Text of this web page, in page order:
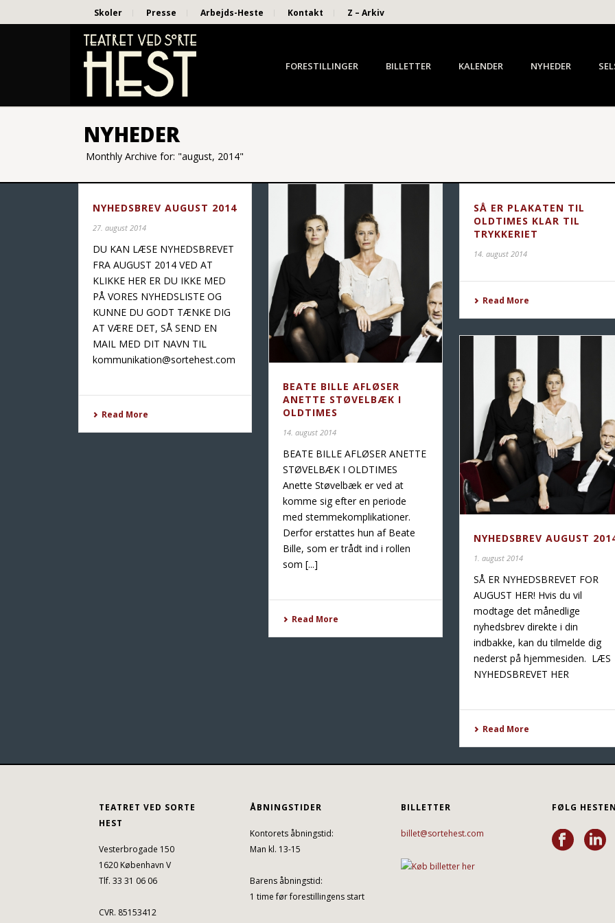
Skoler Presse Arbejds-Heste Kontakt Z – Arkiv
FORESTILLINGER BILLETTER KALENDER NYHEDER
NYHEDER
Monthly Archive for: "august, 2014"
NYHEDSBREV AUGUST 2014
27. august 2014
DU KAN LÆSE NYHEDSBREVET
FRA AUGUST 2014 VED AT
KLIKKE HER ER DU IKKE MED
PÅ VORES NYHEDSLISTE OG
KUNNE DU GODT TÆNKE DIG
AT VÆRE DET, SÅ SEND EN
MAIL MED DIT NAVN TIL
kommunikation@sortehest.com
Read More
BEATE BILLE AFLØSER
ANETTE STØVELBÆK I
OLDTIMES
14. august 2014
BEATE BILLE AFLØSER ANETTE
STØVELBÆK I OLDTIMES
Anette Støvelbæk er ved at
komme sig efter en periode
med stemmekomplikationer.
Derfor erstattes hun af Beate
Bille, som er trådt ind i rollen
som [...]
Read More
SÅ ER PLAKATEN TIL
OLDTIMES KLAR TIL
TRYKKERIET
14. august 2014
Read More
NYHEDSBREV AUGUST
1. august 2014
SÅ ER NYHEDSBREVET FOR
AUGUST HER! Hvis du vil
modtage det månedlige
nyhedsbrev direkte i din
indbakke, kan du tilmelde dig
nederst på hjemmesiden. LÆS
NYHEDSBREVET HER
Read More
TEATRET VED SORTE
HEST
Vesterbrogade 150
1620 København V
Tlf. 33 31 06 06
CVR. 85153412
ÅBNINGSTIDER
Kontorets åbningstid:
Man kl. 13-15
Barens åbningstid:
1 time før forestillingens start
BILLETTER
billet@sortehest.com
FØLG